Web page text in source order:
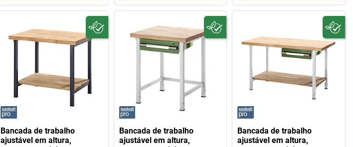
Bancada de trabalho
ajustável em altura,
Bancada de trabalho
ajustável em altura,
Bancada de trabalho
ajustável em altura,